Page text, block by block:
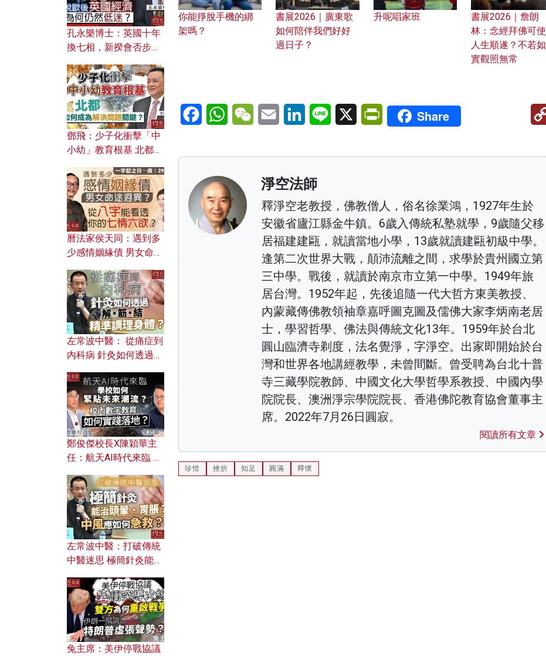
你能掙脫手機的綁
架嗎？
書展2026｜廣東歌
如何陪伴我們好好
過日子？
升呢唱家班
書展2026｜詹朗
林：念經拜佛可使
人生順遂？不若如
實觀照無常
FacebookWhatsAppWeChatEmail LinkedInLine X PrintFriendly
Share
淨空法師
釋淨空老教授，佛教僧人，俗名徐業鴻，1927年生於
安徽省廬江縣金牛鎮。6歲入傳統私塾就學，9歲隨父移
居福建建甌，就讀當地小學，13歲就讀建甌初級中學。
逢第二次世界大戰，顛沛流離之間，求學於貴州國立第
三中學。戰後，就讀於南京市立第一中學。1949年旅
居台灣。1952年起，先後追隨一代大哲方東美教授、
內蒙藏傳佛教領袖章嘉呼圖克圖及儒佛大家李炳南老居
士，學習哲學、佛法與傳統文化13年。1959年於台北
圓山臨濟寺剃度，法名覺淨，字淨空。出家即開始於台
灣和世界各地講經教學，未曾間斷。曾受聘為台北十普
寺三藏學院教師、中國文化大學哲學系教授、中國內學
院院長、澳洲淨宗學院院長、香港佛陀教育協會董事主
席。2022年7月26日圓寂。
閱讀所有文章
珍惜 挫折 知足 圓滿 釋懷
孔永樂博士：英國十年
換七相，新揆會否步前
濟為何仍然低迷？
鄧飛：少子化衝擊「中
小幼」教育根基 北都如
曆法家侯天同：遇到多
少感情姻緣債 男女命途
的七情六欲？
左常波中醫： 從痛症到
內科病 針灸如何透過解
鄭俊傑校長X陳穎華主
任：航天AI時代來臨 學
校內數字教育如何實踐
落地？
左常波中醫：打破傳統
中醫迷思 極簡針灸能治
何急救？
兔主席：美伊停戰協議